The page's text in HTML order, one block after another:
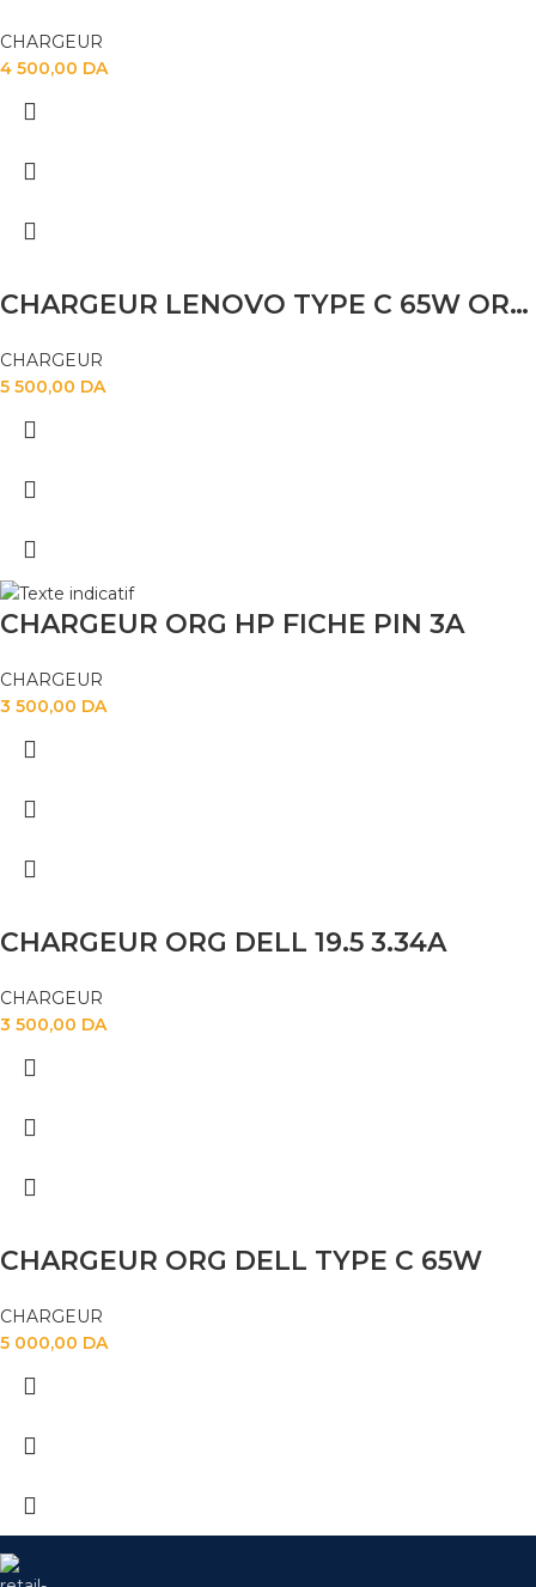
CHARGEUR
4 500,00 DA
CHARGEUR LENOVO TYPE C 65W ORIGINAL
CHARGEUR
5 500,00 DA
CHARGEUR ORG HP FICHE PIN 3A
CHARGEUR
3 500,00 DA
CHARGEUR ORG DELL 19.5 3.34A
CHARGEUR
3 500,00 DA
CHARGEUR ORG DELL TYPE C 65W
CHARGEUR
5 000,00 DA